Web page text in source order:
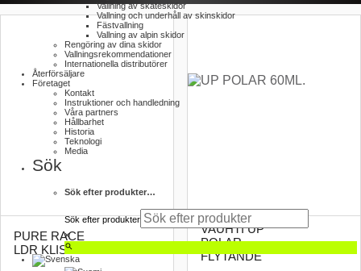
Vallning av skateskidor
Vallning och underhåll av skinskidor
Fästvallning
Vallning av alpin skidor
Rengöring av dina skidor
Vallnings­rekommendationer
Internationella distributörer
Återförsäljare
Företaget
Kontakt
Instruktioner och handledning
Våra partners
Hållbarhet
Historia
Teknologi
Media
Sök
Sök efter produkter…
Sök efter produkter
×
PURE RACE
LDR KLISTER
VAUHTI UP
POLAR
FLYTANDE